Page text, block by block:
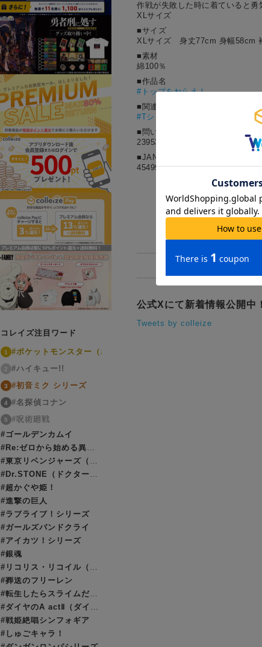
コレイズ注目ワード
1 #ポケットモンスター（ポケモン）
2 #ハイキュー!!
3 #初音ミク シリーズ
4 #名探偵コナン
5
#呪術廻戦
#ゴールデンカムイ
#Re:ゼロから始める異世界生活（リゼロ）
#東京リベンジャーズ（東リベ）
#Dr.STONE（ドクターストーン）
#超かぐや姫！
#進撃の巨人
#ラブライブ！シリーズ
#ガールズバンドクライ
#アイカツ！シリーズ
#銀魂
#リコリス・リコイル（リコリコ）
#葬送のフリーレン
#転生したらスライムだった件（転スラ）
#ダイヤのA actⅡ（ダイヤのエース）
#戦姫絶唱シンフォギア
#しゅごキャラ！
作戦が失敗した時に着ていると勇
XLサイズ
■サイズ
XLサイズ 身丈77cm 身幅58cm
■素材
綿100％
■作品名
# トップをねらえ！
■関連カテゴリー
#Tシャツ/カットソー
■問い合わせ番号
239532（コレイズ）
■JANコード
4549970378536
公式Xにて新着情報公開中！
Tweets by colleize